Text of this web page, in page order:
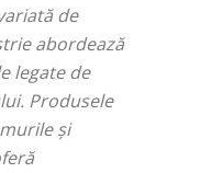
de
abordează
legate de
Produsele
și